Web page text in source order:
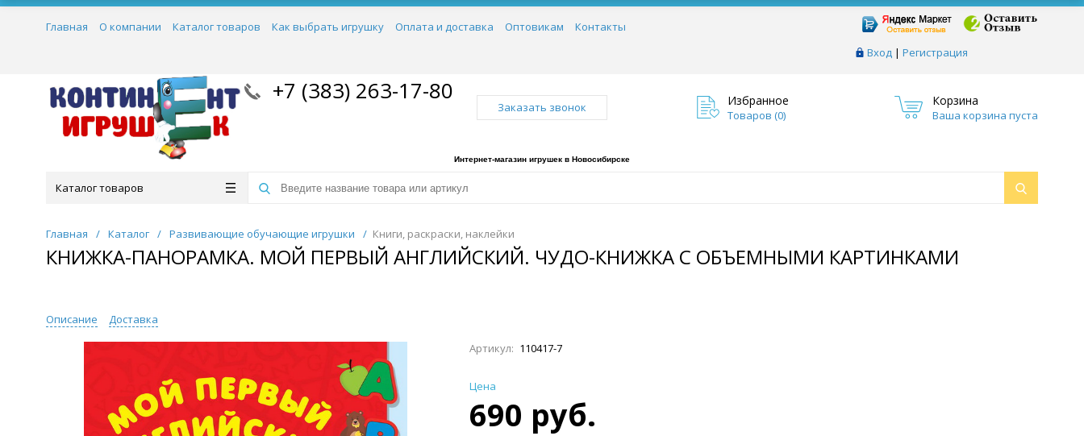
Вход | Регистрация
Главная О компании Каталог товаров Как выбрать игрушку Оплата и доставка Оптовикам Контакты
+7 (383) 263-17-80
Заказать звонок Избранное
Товаров (0)
Корзина
Ваша корзина пуста
Интернет-магазин игрушек в Новосибирске
Каталог товаров
Главная / Каталог / Развивающие обучающие игрушки / Книги, раскраски, наклейки
КНИЖКА-ПАНОРАМКА. МОЙ ПЕРВЫЙ АНГЛИЙСКИЙ. ЧУДО-КНИЖКА С ОБЪЕМНЫМИ КАРТИНКАМИ
Описание Доставка
Артикул: 110417-7
Цена
690 руб.